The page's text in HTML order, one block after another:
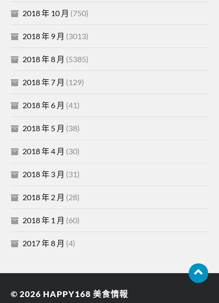
2018 年 10 月 (750)
2018 年 9 月 (3013)
2018 年 8 月 (5385)
2018 年 7 月 (129)
2018 年 6 月 (41)
2018 年 5 月 (38)
2018 年 4 月 (30)
2018 年 3 月 (31)
2018 年 2 月 (28)
2018 年 1 月 (60)
2017 年 8 月 (4)
© 2026 HAPPY168 美食情報